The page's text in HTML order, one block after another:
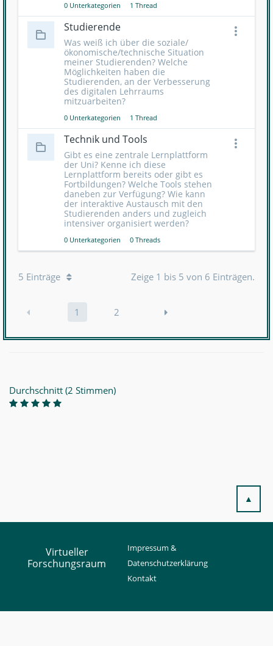
0 Unterkategorien 1 Thread
Studierende
Was weiß ich über die soziale/
ökonomische/technische Situation
meiner Studierenden? Welche
Möglichkeiten haben die
Studierenden, an der Verbesserung
des digitalen Lehrraums
mitzuarbeiten?
0 Unterkategorien 1 Thread
Technik und Tools
Gibt es eine zentrale Lernplattform
der Uni? Kenne ich diese
Lernplattform bereits oder gibt es
Fortbildungen? Welche Tools stehen
daneben zur Verfügung? Wie kann
der interaktive Austausch mit den
Studierenden anders und zugleich
intensiver organisiert werden?
0 Unterkategorien 0 Threads
5 Einträge Zeige 1 bis 5 von 6 Einträgen.
1 2
Durchschnitt (2 Stimmen)
▲
Virtueller
Forschungsraum
Impressum &
Datenschutzerklärung
Kontakt